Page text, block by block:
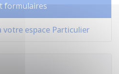
formulaires
votre espace Particulier